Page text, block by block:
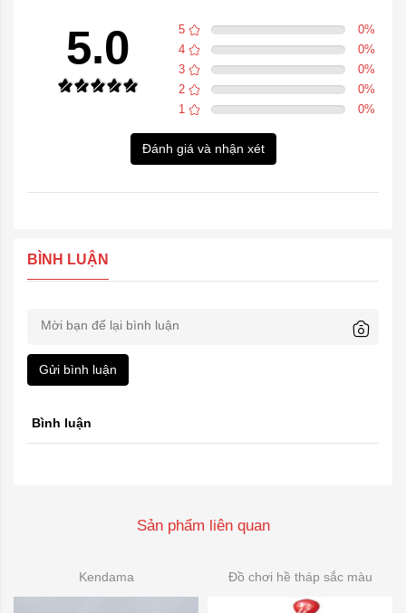
5.0 5 0%
4
0%
3
0%
2
0%
1
0%
Đánh giá và nhận xét
BÌNH LUẬN
Gửi bình luận
Bình luận
Sản phẩm liên quan
Kendama Đồ chơi hề tháp sắc màu